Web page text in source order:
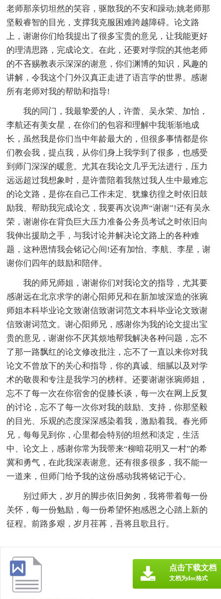
老师那亲切坦然的笑容，驱散我的不安和躁动;姚老师那
坚毅睿智的目光，支撑我克服困难跨越障碍。论文路
上，谢谢你们给我提出了很多宝贵的意见，让我能更好
的理清思路，完成论文。在此，还要对学院的其他老师
的不吝赐教表示深深的谢意，你们渊博的知识，风趣的
讲解，令我这个门外汉真正走进了语言学的世界。感谢
所有老师对我的帮助和指导!
我的同门，我最挚爱的人，许蕾、吴永荣、加怡，
李航还有美女星，在你们的包容和理解中我渐渐地成
长，虽然我是你们当中年龄最大的，但很多事情都是你
们教会我，提点我，从你们身上我学到了很多，也感受
到师门深深的暖意。尤其在我论文几乎无法进行，压力
远远超过我想象时，是许蕾陪着我熬过我人生中最难忘
的论文路，是你在自己工作未定、犹豫彷徨之时依旧鼓
励我、帮助我完成论文，我要再次说声“谢谢”!还有吴永
荣，谢谢你在背负巨大压力准备公务员考试之时依旧向
我伸出援助之手，与我讨论并解决论文路上的各种难
题，这种恩情我会铭记心间!还有加怡、李航、李星，谢
谢你们四年的鼓励和陪伴。
我的师兄师姐，谢谢你们对我论文的指导，尤其要
感谢远在北京求学的谢心阳师兄和在新加坡深造的张琬
师姐本科毕业论文致谢信致谢词范文本科毕业论文致谢
信致谢词范文。谢心阳师兄，感谢你为我的论文提出宝
贵的意见，谢谢你不厌其烦地帮我解决各种问题，忘不
了那一路飘红的论文修改批注，忘不了一直以来你对我
论文不曾放下的关心和指导，你的真诚、细腻以及对学
术的敬畏和专注是我学习的榜样。还要谢谢张琬师姐，
忘不了每一次在你宿舍的促膝长谈，每一次在网上反复
的讨论，忘不了每一次你对我的鼓励、支持，你那坚毅
的目光、乐观的态度深深感染着我，激励着我。春光师
兄，每每见到你，心里都会特别的坦然和淡定，生活
中、论文上，感谢你常为我带来“柳暗花明又一村”的希
冀和勇气，在此我深表谢意。还有很多很多，我不能一
一道来，但师门给予我的这份感动我将铭记于心。
别过师大，岁月的脚步依旧匆匆，我将带着每一份
关怀，每一份勉励，每一份希望怀抱感恩之心踏上新的
征程。前路多艰，岁月荏苒，吾将且歌且行。
点击下载文档
文档为doc格式